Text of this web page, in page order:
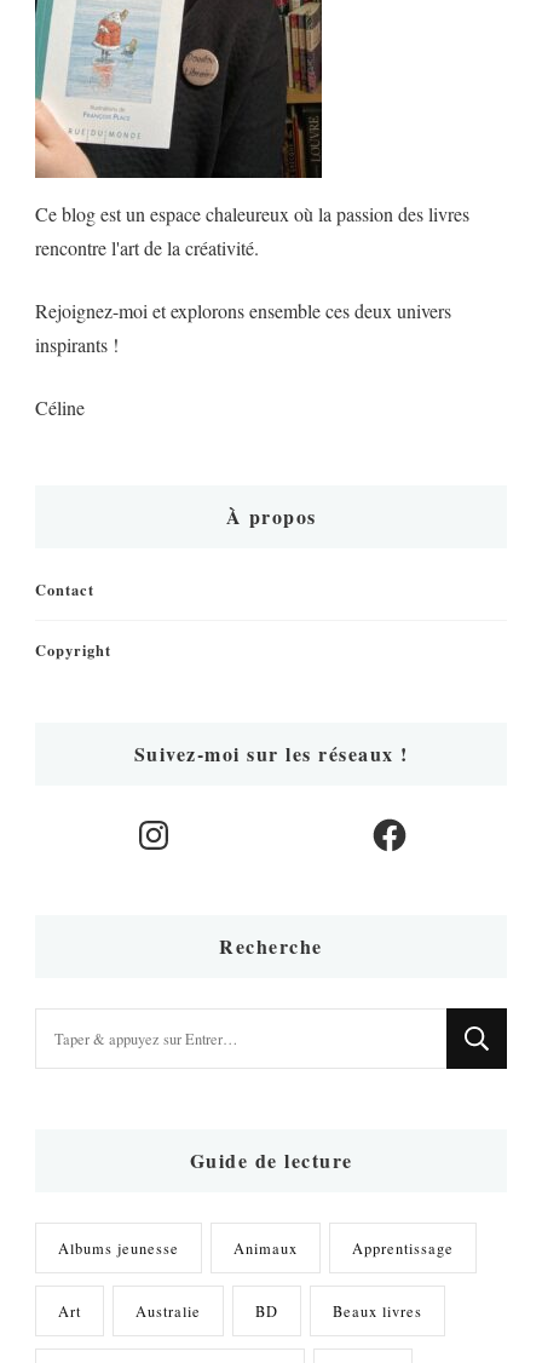
Ce blog est un espace chaleureux où la passion des livres
rencontre l'art de la créativité.
Rejoignez-moi et explorons ensemble ces deux univers
inspirants !
Céline
À propos
Contact
Copyright
Suivez-moi sur les réseaux !
Instagram Facebook
Recherche
Guide de lecture
Albums jeunesse Animaux Apprentissage
Art Australie BD Beaux livres